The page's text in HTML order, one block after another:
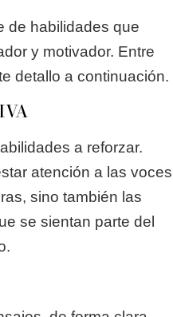
de habilidades que
y motivador. Entre
detallo a continuación.
a reforzar.
atención a las voces
sino también las
se sientan parte del